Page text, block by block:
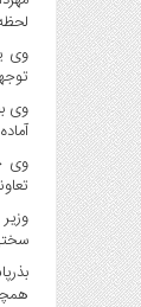
وی